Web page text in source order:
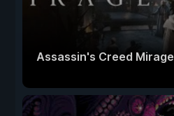
Assassin's Creed Mirage